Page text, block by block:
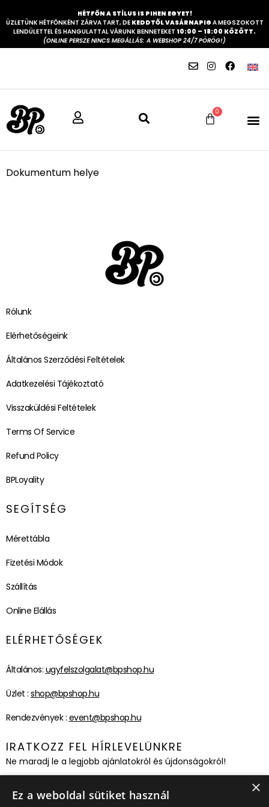
HÉTFŐN A STÍLUS IS PIHEN EGYET!
ÜZLETÜNK HÉTFŐNKÉNT ZÁRVA TART, DE KEDDTŐL VASÁRNAPIG A MEGSZOKOTT
LENDÜLETTEL ÉS HANGULATTAL VÁRUNK BENNETEKET 10:00 – 18:00 KÖZÖTT.
(ONLINE PERSZE NINCS MEGÁLLÁS: A WEBSHOP 24/7 PÖRÖG!)
0
Dokumentum helye
Rólunk
Elérhetőségeink
Általános Szerződési Feltételek
Adatkezelési Tájékoztató
Visszaküldési Feltételek
Terms Of Service
Refund Policy
BPLoyality
SEGÍTSÉG
Mérettábla
Fizetési Módok
Szállítás
Online Elállás
ELÉRHETŐSÉGEK
Általános: ugyfelszolgalat@bpshop.hu
Üzlet : shop@bpshop.hu
Rendezvények : event@bpshop.hu
IRATKOZZ FEL HÍRLEVELÜNKRE
Ne maradj le a legjobb ajánlatokról és újdonságokról!
Feliratkozom! ×
Ez a weboldal sütiket használ